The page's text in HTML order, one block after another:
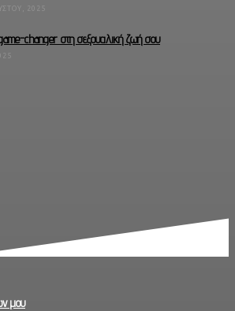
2025
game-changer στη σεξουαλική ζωή σου
μου